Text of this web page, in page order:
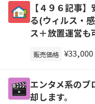
【４９６記事
る(ウィルス・
ス＋放置運営も
販売価格 ¥33,000
エンタメ系のブ
却します。